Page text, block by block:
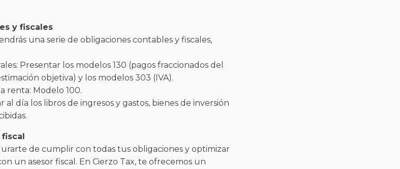
y fiscales
una serie de obligaciones contables y fiscales,
Presentar los modelos 130 (pagos fraccionados del
objetiva) y los modelos 303 (IVA).
renta: Modelo 100.
al día los libros de ingresos y gastos, bienes de inversión
fiscal
de cumplir con todas tus obligaciones y optimizar
un asesor fiscal. En Cierzo Tax, te ofrecemos un